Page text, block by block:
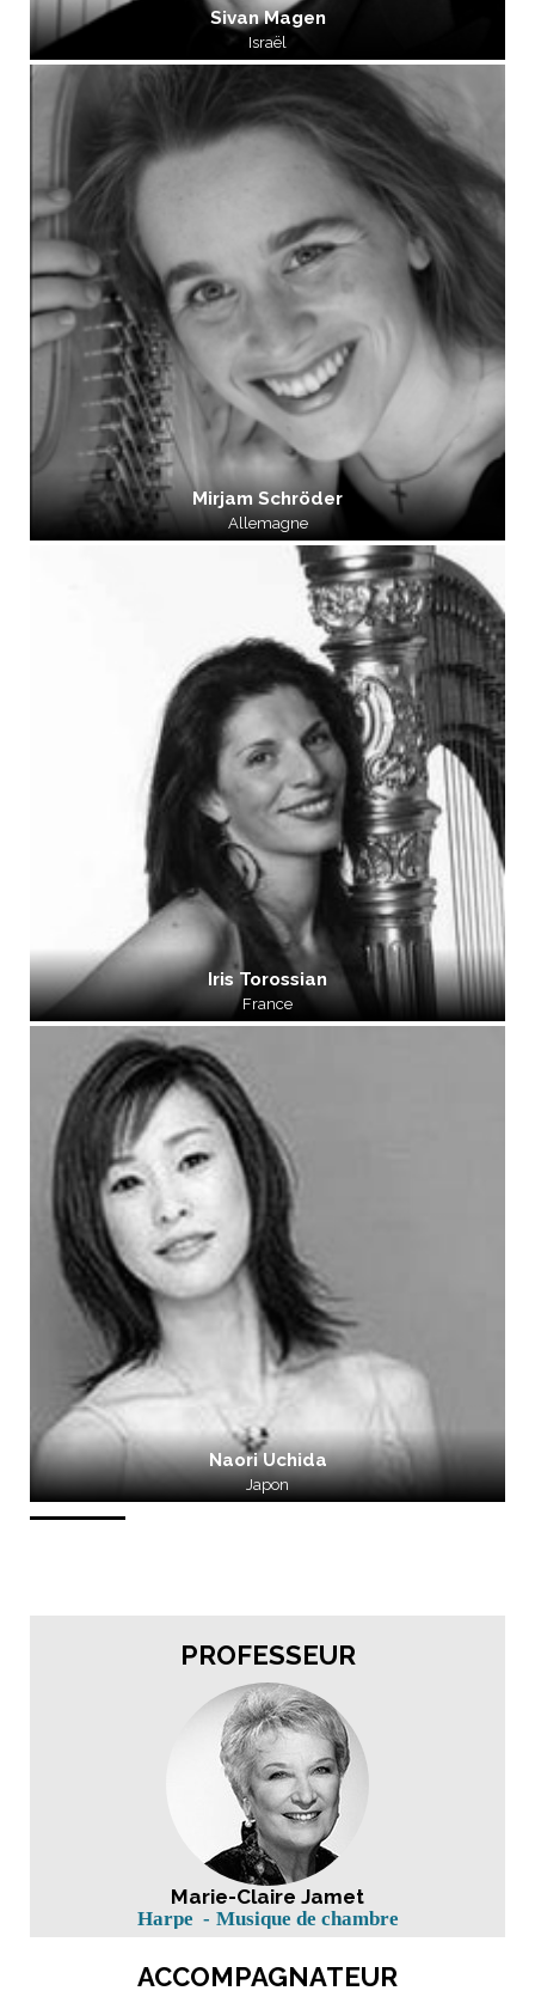
Sivan Magen
Israël
Mirjam Schröder
Allemagne
Iris Torossian
France
Naori Uchida
Japon
PROFESSEUR
Marie-Claire Jamet
Harpe Musique de chambre
ACCOMPAGNATEUR